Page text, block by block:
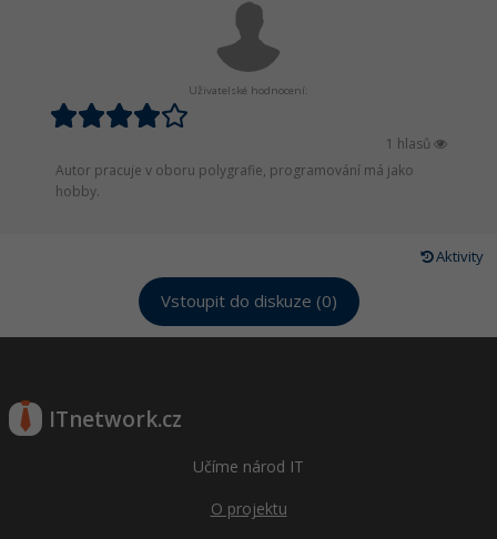
Uživatelské hodnocení:
1 hlasů
Autor pracuje v oboru polygrafie, programování má jako
hobby.
Aktivity
Vstoupit do diskuze (0)
ITnetwork.cz
Učíme národ IT
O projektu